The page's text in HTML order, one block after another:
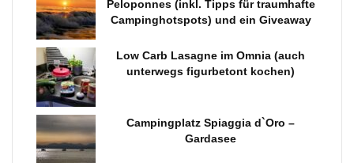
Peloponnes (inkl. Tipps für traumhafte
Campinghotspots) und ein Giveaway
Low Carb Lasagne im Omnia (auch
unterwegs figurbetont kochen)
Campingplatz Spiaggia d`Oro –
Gardasee